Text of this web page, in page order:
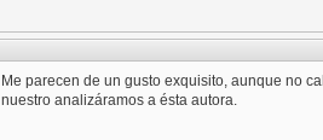
Me parecen de un gusto exquisito, aunque no
nuestro analizáramos a ésta autora.